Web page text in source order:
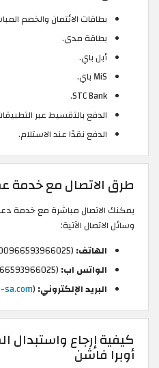
بطاقات الائتمان والخصم
بطاقة مدى.
أبل باي.
MiS باي.
STC Bank.
الدفع بالتقسيط عبر
الدفع نقدًا عند الاستلام.
طرق الاتصال مع خدمة
يمكنك الاتصال مباشرة مع خدمة
وسائل الاتصال الآتية:
الهاتف: (00966593966025).
الواتس اب: (00966593966025).
البريد الإلكتروني: (
sa.com
كيفية إرجاع واستبدال
أوبرا فاشن